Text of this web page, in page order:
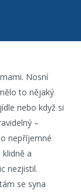
Nosní
to nějaký
nebo když si
–
nepříjemné
a
nezjistil.
se syna